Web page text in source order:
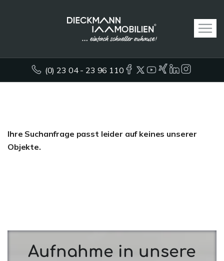
(0) 23 04 - 23 96 110
Ihre Suchanfrage passt leider auf keines unserer
Objekte.